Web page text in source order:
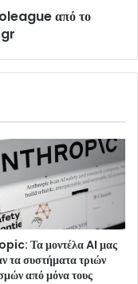
από το
Τα μοντέλα AI μας
τα συστήματα τριών
από μόνα τους